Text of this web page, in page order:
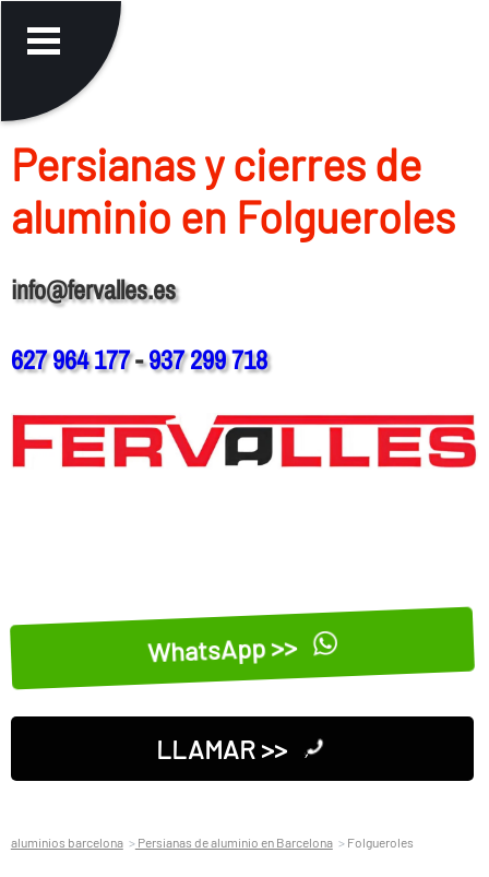
Persianas y cierres de
aluminio en Folgueroles
info@fervalles.es
627 964 177-937 299 718
WhatsApp >>
LLAMAR >>
aluminios barcelona Persianas de aluminio en Barcelona Folgueroles